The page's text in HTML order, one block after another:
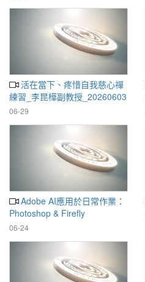
活在當下、疼惜自我慈心禪
練習_李昆樺副教授_20260603
06-29
Adobe AI應用於日常作業：
Photoshop & Firefly
06-24